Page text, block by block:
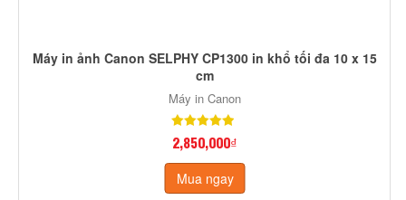
Máy in ảnh Canon SELPHY CP1300 in khổ tối đa 10 x 15
cm
Máy in Canon
2,850,000₫
Mua ngay